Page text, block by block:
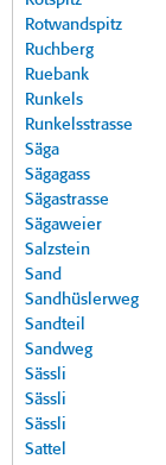
Rotwandspitz
Ruchberg
Ruebank
Runkels
Runkelsstrasse
Säga
Sägagass
Sägastrasse
Sägaweier
Salzstein
Sand
Sandhüslerweg
Sandteil
Sandweg
Sässli
Sässli
Sässli
Sattel